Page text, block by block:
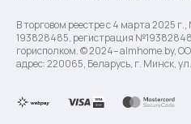
В торговом реестре с 4 марта 2025
193828485, регистрация
горисполком. © 2024– almhome.by,
адрес: 220065, Беларусь, г. Минск,